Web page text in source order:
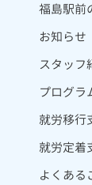
福島駅前
お知らせ
スタッフ
プログラ
就労移行
就労定着
よくある